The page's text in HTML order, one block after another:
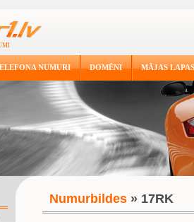
NUMURI DOMĒNI MĀJAS LAPAS
Numurbildes» 17RK